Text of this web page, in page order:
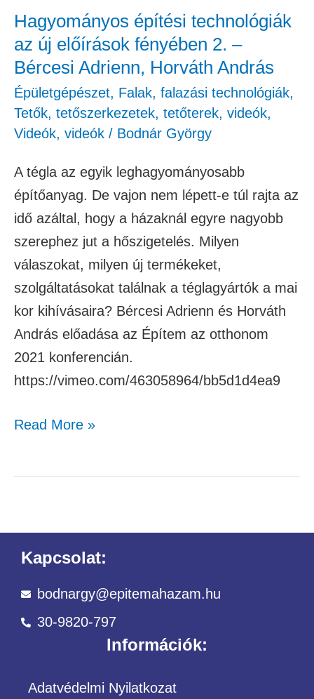
Hagyományos építési technológiák
az új előírások fényében 2. –
Bércesi Adrienn, Horváth András
Épületgépészet, Falak, falazási technológiák,
Tetők, tetőszerkezetek, tetőterek, videók,
Videók, videók / Bodnár György
A tégla az egyik leghagyományosabb
építőanyag. De vajon nem lépett-e túl rajta az
idő azáltal, hogy a házaknál egyre nagyobb
szerephez jut a hőszigetelés. Milyen
válaszokat, milyen új termékeket,
szolgáltatásokat találnak a téglagyártók a mai
kor kihívásaira? Bércesi Adrienn és Horváth
András előadása az Építem az otthonom
2021 konferencián.
https://vimeo.com/463058964/bb5d1d4ea9
–
Bércesi
Adrienn,
Horváth
András
Read More »
Kapcsolat:
bodnargy@epitemahazam.hu
30-9820-797
Információk:
Adatvédelmi Nyilatkozat